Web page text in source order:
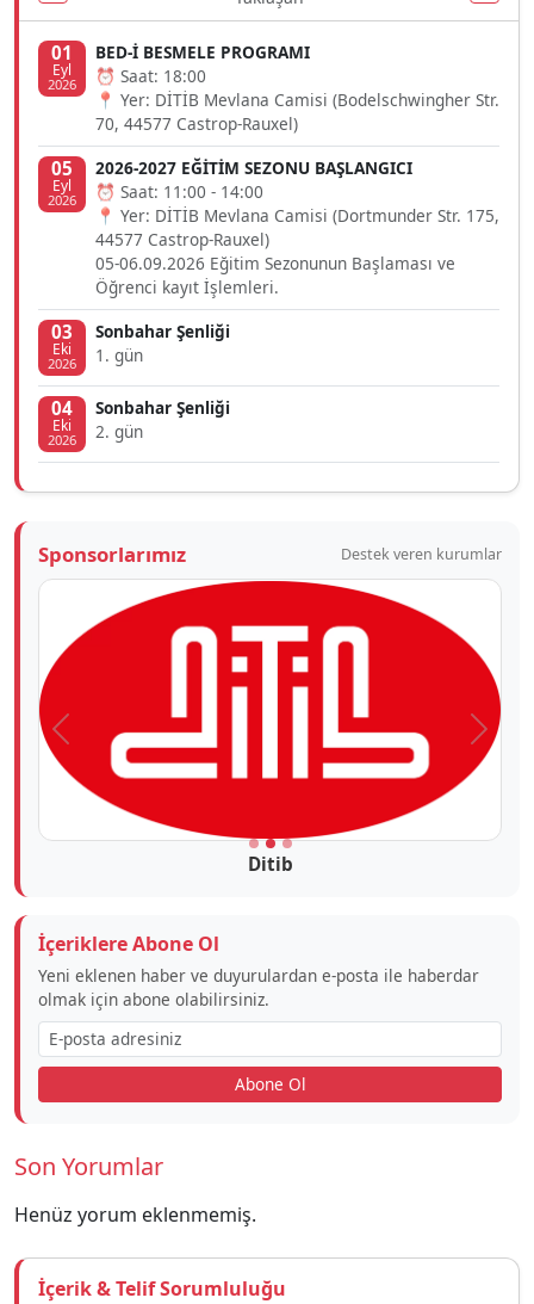
01
Eyl
2026
BED-İ BESMELE PROGRAMI
⏰ Saat: 18:00
📍 Yer: DİTİB Mevlana Camisi (Bodelschwingher Str.
70, 44577 Castrop-Rauxel)
05
Eyl
2026
2026-2027 EĞİTİM SEZONU BAŞLANGICI
⏰ Saat: 11:00 - 14:00
📍 Yer: DİTİB Mevlana Camisi (Dortmunder Str. 175,
44577 Castrop-Rauxel)
05-06.09.2026 Eğitim Sezonunun Başlaması ve
Öğrenci kayıt İşlemleri.
03
Eki
2026
Sonbahar Şenliği
1. gün
04
Eki
2026
Sonbahar Şenliği
2. gün
Sponsorlarımız Destek veren kurumlar
Ditib
Önceki
İçeriklere Abone Ol
Yeni eklenen haber ve duyurulardan e-posta ile haberdar
olmak için abone olabilirsiniz.
Abone Ol
Son Yorumlar
Henüz yorum eklenmemiş.
İçerik & Telif Sorumluluğu